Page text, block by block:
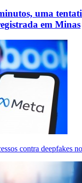
uma
em Minas
contra deepfakes